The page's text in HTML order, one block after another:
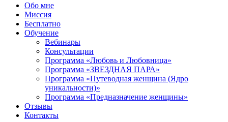
Обо мне
Миссия
Бесплатно
Обучение
Вебинары
Консультации
Программа «Любовь и Любовница»
Программа «ЗВЕЗДНАЯ ПАРА»
Программа «Путеводная женщина (Ядро
уникальности)»
Программа «Предназначение женщины»
Отзывы
Контакты